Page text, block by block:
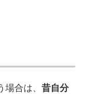
合は、 昔自分